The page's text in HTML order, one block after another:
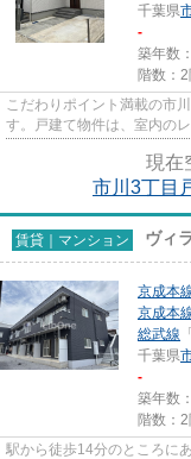
千葉県
-
築年数
階数：2
こだわりポイント満載の市
す。戸建て物件は、室内の
現在
市川3丁目
賃貸｜マンション ヴィ
京成本
京成本
総武線 「
千葉県
-
築年数
階数：2
駅から徒歩14分のところに